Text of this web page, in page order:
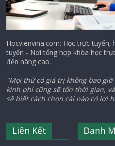
Hocvienvina.com: Học trực
tuyến - Nơi tổng hợp khóa học
đến nâng cao.
"Mọi thứ có giá trị không bao
kinh phí cũng sẽ tốn thời gian,
sẽ biết cách chọn cái nào có lợi
Liên Kết Danh